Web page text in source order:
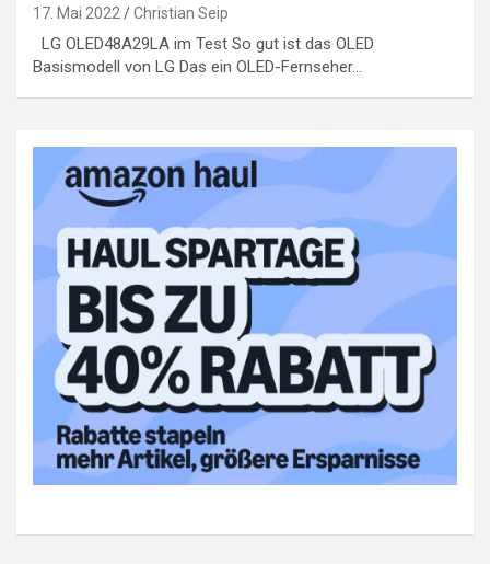
17. Mai 2022 Christian Seip
LG OLED48A29LA im Test So gut ist das OLED
Basismodell von LG Das ein OLED-Fernseher…